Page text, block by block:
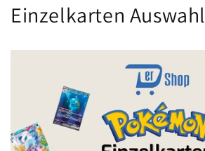
Einzelkarten Auswahl